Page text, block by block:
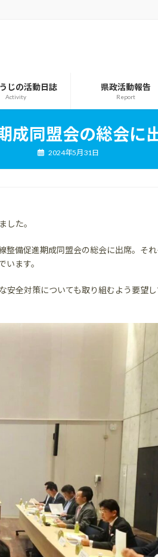
じの活動日誌
Activity
県政活動報告
Report
成同盟会の総会に
2024年5月31日
した。
整備促進期成同盟会の総会に出席。そ
ます。
安全対策についても取り組むよう要望